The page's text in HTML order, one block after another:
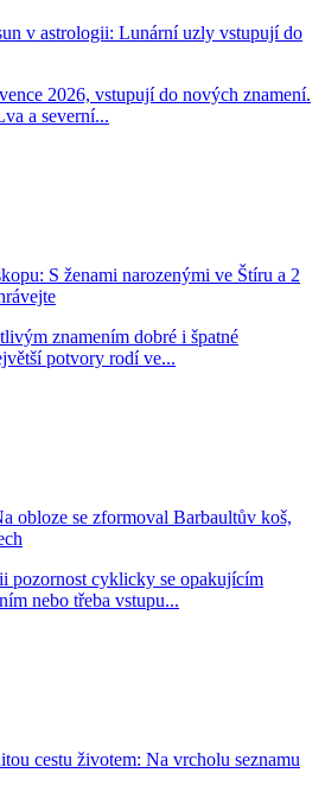
v astrologii: Lunární uzly vstupují do
2026, vstupují do nových znamení.
a severní...
S ženami narozenými ve Štíru a 2
znamením dobré i špatné
potvory rodí ve...
obloze se zformoval Barbaultův koš,
pozornost cyklicky se opakujícím
nebo třeba vstupu...
cestu životem: Na vrcholu seznamu